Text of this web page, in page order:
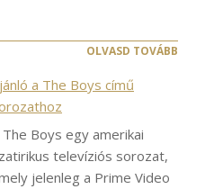
OLVASD TOVÁBB
a The Boys című
The Boys egy amerikai
televíziós sorozat,
jelenleg a Prime Video